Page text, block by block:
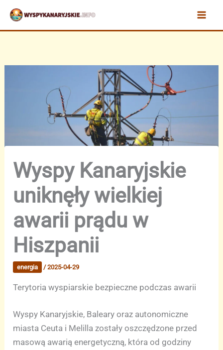
Przejdź
treści
Wyspy Kanaryjskie
uniknęły wielkiej
awarii prądu w
Hiszpanii
energia /2025-04-29
Terytoria wyspiarskie bezpieczne podczas awarii
Wyspy Kanaryjskie, Baleary oraz autonomiczne
miasta Ceuta i Melilla zostały oszczędzone przed
masową awarią energetyczną, która od godziny